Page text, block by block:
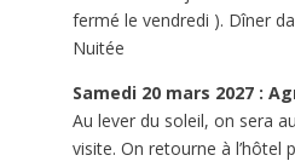
fermé le vendredi ). Dîner
Nuitée
Samedi 20 mars 2027 :
Au lever du soleil, on sera
visite. On retourne à l’hôtel